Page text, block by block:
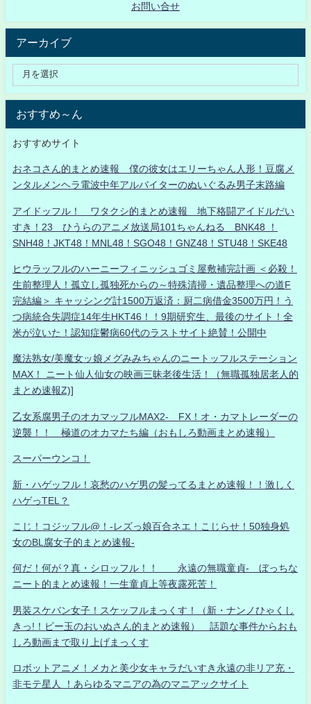
お問い合せ
アーカイブ
おすすめ～ん
おすすめサイト
おネコさん的まとめ速報 僕の彼女はエリーちゃん人形！豆腐メ
ンタルメンヘラ電波中年アルバイターのぬいぐるみ男子末路編
アイドッフル！ ワタクシ的まとめ速報 地下格闘アイドルだい
すき！23 ひうらのアニメ放送局101ちゃんねる BNK48 ！
SNH48！JKT48！MNL48！SGO48！GNZ48！STU48！SKE48
ヒウラッフルのハーニーフィニッシュゴミ屋敷補完計画 ＜必殺！
生前整理人！孤立し孤独死からの～特殊清掃・遺品整理への道F
完結編＞ キャッシング計1500万返済：厨二病借金3500万円！う
つ病統合失調症14年生HKT46！！9期研究生、最後のサイト！全
米が泣いた！認知症鬱病60代のラストサイト絶賛！公開中
魔法熟女/美魔女ッ娘メグみみちゃんのニートッフルステーション
MAX！ ニート仙人仙女の映画三昧老後生活！（無職孤独居老人的
まとめ速報Z)]
乙女系腐男子のオカマッフルMAX2- FX！オ・カマトレーダーの
逆襲！！ 極道のオカマたち編（おもしろ動画まとめ速報）
スーパーウンコ！
新・ハゲッフル！哀愁のハゲ男の髪ってるまとめ速報！！激しく
ハゲっTEL？
こじ！コジッフル@！-レズっ娘百合ネエ！こじらせ！50独身処
女のBL腐女子的まとめ速報-
何だ！何が？真・シロッフル！！ 永遠の無職童貞- ぼっちな
ニート的まとめ速報！一生童貞上等夜露死苦！
男装スケバン女子！スケッフルまっくす！（新・ナンノひゃくし
きっ!！ビー玉のおいぬさん的まとめ速報） 話題な事件からおも
しろ動画まで取り上げまっくす
ロボットアニメ！メカと美少女キャラだいすき永遠の非リア充・
非モテ星人 ！あらゆるマニアの為のマニアックサイト